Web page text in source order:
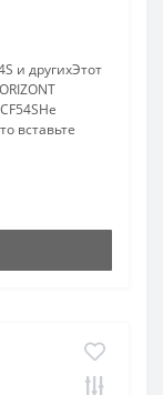
и другихЭтот
вставьте